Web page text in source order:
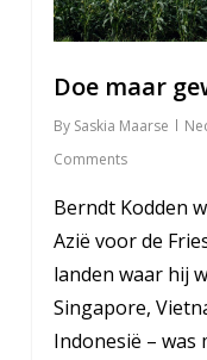
Doe maar
By Saskia Maarse
Comments
Berndt Kodden
Azië voor de
landen waar hij
Singapore,
Indonesië – was